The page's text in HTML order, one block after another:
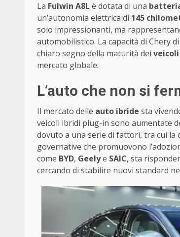
La Fulwin A8L è dotata di una
un’autonomia elettrica di 145
solo impressionanti, ma
automobilistico. La capacità di Chery
chiaro segno della maturità dei
mercato globale.
L’auto che non si
Il mercato delle auto ibride sta
veicoli ibridi plug-in sono aumentate
dovuto a una serie di fattori, tra cui la
governative che promuovono
come BYD, Geelye SAIC, sta
cercando di stabilire nuovi standard